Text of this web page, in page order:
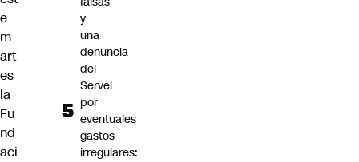
e
m
art
es
la
Fu
nd
aci
y
una
denuncia
del
Servel
por
eventuales
gastos
irregulares: